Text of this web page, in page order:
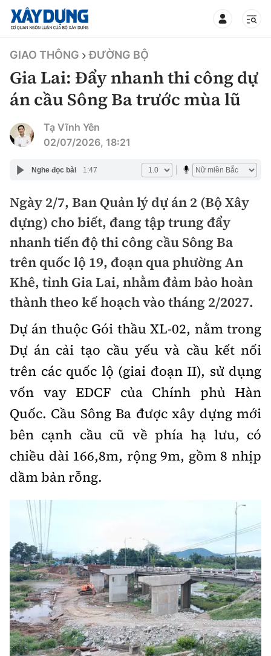
TIN BỘ XÂY DỰNG
CHUYÊN MỤC
Thời sự
Chính trị
Xã hội
Chuyện dọc đường
Cải chính
Xây dựng
Chỉ đạo điều hành
Quy hoạch kiến trúc
Giám định chất lượng
Quản lý đô thị
Giao thông
Quản lý
Đường bộ
Hàng không
Đăng kiểm
Đường sắt tốc độ cao
Đường thủy
Hàng hải
Đường sắt đô thị
Nhà thầu
Mời thầu - Đấu thầu
Thi viết về GTVT
Kinh tế
Thị trường
Tài chính
Chứng khoán
Bảo hiểm
Doanh nghiệp
Pháp luật
Thanh tra
An ninh hình sự
Điều tra
Pháp đình
Hỏi - Đáp
An toàn giao thông
Giao thông 24h
ATGT địa phương
Văn hóa giao thông
Chung tay vì ATGT
Gương sáng giao thông
Chất lượng sống
Giáo dục
Y tế
Lao động - Công đoàn
Văn hóa - Giải Trí
Văn hóa
Showbiz
Điện ảnh
Âm nhạc
Thể thao
Bóng đá
Bình luận
Hậu trường sao
360 độ thể thao
Công nghệ
Công nghệ mới
Sản phẩm mới
Tư vấn
Thế giới
Thời sự Quốc tế
Hồ sơ tài liệu
Thế giới giao thông
Đi ++
Du lịch
Khám phá
Video
Thời sự
GIAO THÔNG ĐƯỜNG BỘ
Gia Lai: Đẩy nhanh thi công dự
án cầu Sông Ba trước mùa lũ
Tạ Vĩnh Yên
02/07/2026, 18:21
Nghe đọc bài 1:47
Ngày 2/7, Ban Quản lý dự án 2 (Bộ Xây
dựng) cho biết, đang tập trung đẩy
nhanh tiến độ thi công cầu Sông Ba
trên quốc lộ 19, đoạn qua phường An
Khê, tỉnh Gia Lai, nhằm đảm bảo hoàn
thành theo kế hoạch vào tháng 2/2027.
Dự án thuộc Gói thầu XL-02, nằm trong
Dự án cải tạo cầu yếu và cầu kết nối
trên các quốc lộ (giai đoạn II), sử dụng
vốn vay EDCF của Chính phủ Hàn
Quốc. Cầu Sông Ba được xây dựng mới
bên cạnh cầu cũ về phía hạ lưu, có
chiều dài 166,8m, rộng 9m, gồm 8 nhịp
dầm bản rỗng.